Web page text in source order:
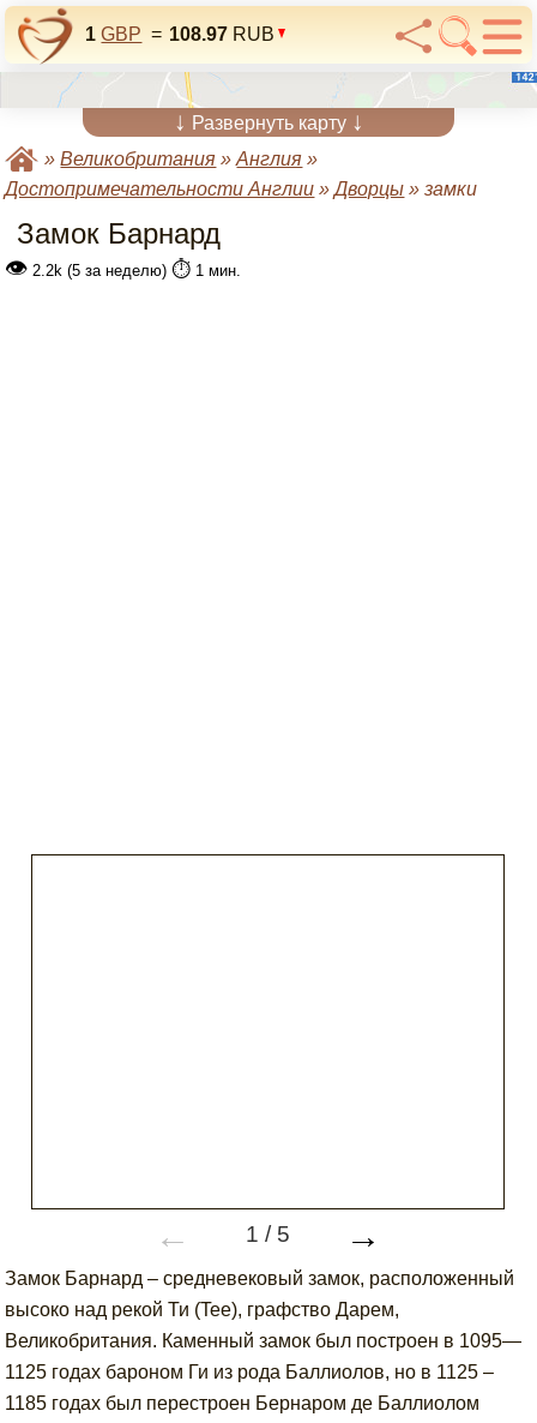
1 GBP = 108.97 RUB
↓ Развернуть карту ↓
»Великобритания »Англия »
Достопримечательности Англии »Дворцы »замки
Замок Барнард
👁 2.2k (5 за неделю) ⏱️ 1 мин.
← 1 / 5 →
Замок Барнард – средневековый замок, расположенный
высоко над рекой Ти (Tee), графство Дарем,
Великобритания. Каменный замок был построен в 1095—
1125 годах бароном Ги из рода Баллиолов, но в 1125 –
1185 годах был перестроен Бернаром де Баллиолом